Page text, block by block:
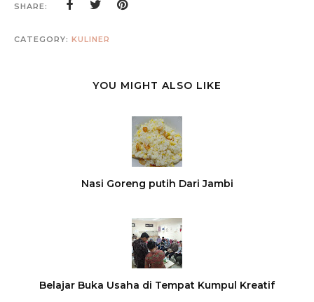
SHARE:
CATEGORY: KULINER
YOU MIGHT ALSO LIKE
Nasi Goreng putih Dari Jambi
Belajar Buka Usaha di Tempat Kumpul Kreatif